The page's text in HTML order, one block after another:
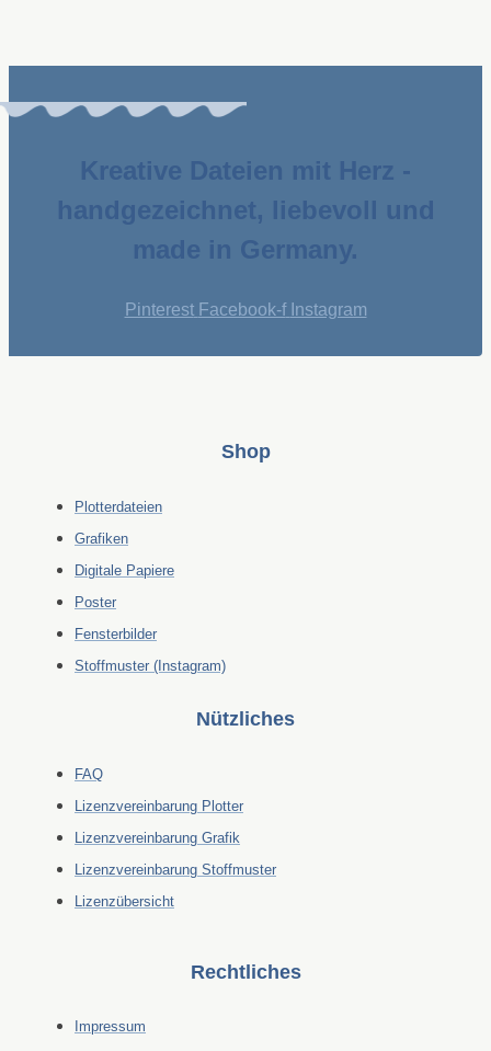
Kreative Dateien mit Herz -
handgezeichnet, liebevoll und
made in Germany.
Pinterest Facebook-f Instagram
Shop
Plotterdateien
Grafiken
Digitale Papiere
Poster
Fensterbilder
Stoffmuster (Instagram)
Nützliches
FAQ
Lizenzvereinbarung Plotter
Lizenzvereinbarung Grafik
Lizenzvereinbarung Stoffmuster
Lizenzübersicht
Rechtliches
Impressum